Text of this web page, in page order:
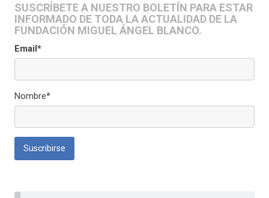
SUSCRÍBETE A NUESTRO BOLETÍN PARA ESTAR
INFORMADO DE TODA LA ACTUALIDAD DE LA
FUNDACIÓN MIGUEL ÁNGEL BLANCO.
Email*
Nombre*